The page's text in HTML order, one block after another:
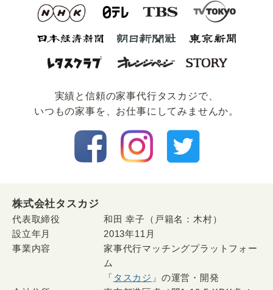
実績と信頼の家事代⾏タスカジで、
いつもの家事を、お仕事にしてみませんか。
株式会社タスカジ
代表取締役
和田 幸子（戸籍名：木村）
設立年月
2013年11月
事業内容
家事代行マッチングプラットフォー
ム
「 タスカジ 」の運営・開発